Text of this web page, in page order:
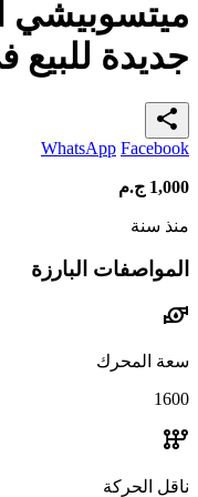
جديدة
share
WhatsApp Facebook
1,000 ج.م
منذ سنة
المواصفات البارزة
water_pump
سعة المحرك
1600
auto_transmission
ناقل الحركة